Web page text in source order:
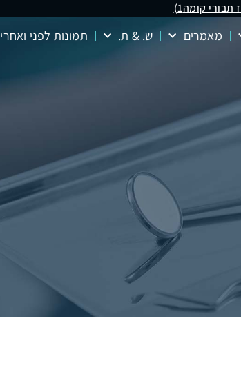
מאמרים ש. & ת. תמונות לפני ואחרי